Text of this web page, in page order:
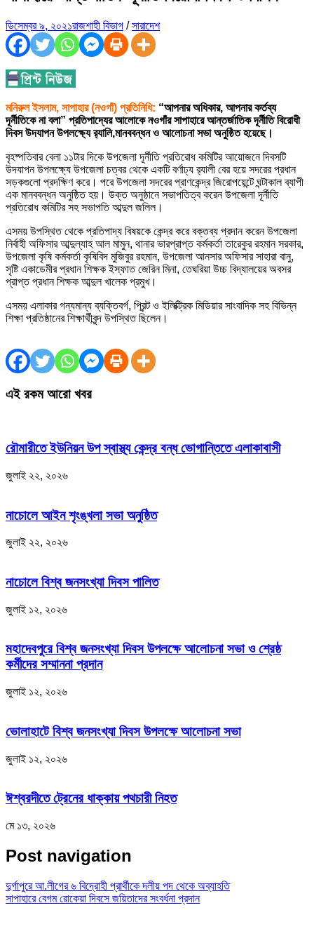
ডিসেম্বর ৯, ২০২১রাজশাহী বিভাগ /সারাদেশ
মনিরুল ইসলাম, সাপাহার (নওগাঁ) প্রতিনিধি: “আপনার অধিকার, আপনার কর্তব্য
দূর্নীতিকে না বলা” প্রতিপাদ্যের আলোকে নওগাঁর সাপাহারে আন্তর্জাতিক দূর্নীতি বিরোধী
দিবস উদযাপন উপলক্ষ্যে র‌্যালি,মানববন্ধন ও আলোচনা সভা অনুষ্ঠিত হয়েছে।
বৃহষ্পতিবার বেলা ১১টার দিকে উপজেলা দূর্নীতি প্রতিরোধ কমিটির আয়োজনে দিবসটি
উদযাপন উপলক্ষ্যে উপজেলা চত্বর থেকে একটি বর্ণাঢ্য র‌্যালী বের হয়ে সদরের প্রধান
সড়কগুলো প্রদক্ষিণ করে। পরে উপজেলা সদরের প্রাণকেন্দ্র জিরোপয়েন্টে ঘন্টাকাল ব্যাপী
এক মানববন্ধন অনুষ্ঠিত হয়। উক্ত অনুষ্ঠানে সভাপতিত্ব করেন উপজেলা দূর্নীতি
প্রতিরোধ কমিটির সহ সভাপতি আব্দুল জলিল।
এসময় উপস্থিত থেকে প্রতিপাদ্য বিষয়কে কেন্দ্র করে বক্তব্য প্রদান করেন উপজেলা
নির্বাহী অফিসার আব্দুল্যাহ আল মামুন, থানার ভারপ্রাপ্ত কর্মকর্তা তারেকুর রহমান সরকার,
উপজেলা কৃষি কর্মকর্তা কৃষিবিদ মুজিবুর রহমান, উপজেলা আনসার অফিসার সাহারা বানু,
সৃষ্টি একাডেমীর প্রধান শিক্ষক ইস্ফাত জেরিন মিনা, তেঘরিয়া উচ্চ বিদ্যালয়ের অবসর
প্রাপ্ত প্রধান শিক্ষক আব্দুল খালেক প্রমুখ।
এসময় এলাকার গন্যমান্য ব্যক্তিবর্গ, প্রিন্ট ও ইলিক্ট্রিক মিডিয়ার সাংবাদিক সহ বিভিন্ন
শিক্ষা প্রতিষ্ঠানের শিক্ষার্থীবৃন্দ উপস্থিত ছিলেন।
এই রকম আরো খবর
রৌমারীতে ইউনিয়ন উপ স্বাস্থ্য কেন্দ্র বন্ধ ভোগান্তিতে এলাকাবাসী
জুলাই ২২, ২০২৬
নাচোলে আইন শৃংঙ্খলা সভা অনুষ্ঠিত
জুলাই ২২, ২০২৬
নাচোলে বিশ্ব জনসংখ্যা দিবস পালিত
জুলাই ১২, ২০২৬
মহাদেবপুরে বিশ্ব জনসংখ্যা দিবস উপলক্ষে আলোচনা সভা ও শ্রেষ্ঠ
কর্মীদের সম্মাননা প্রদান
জুলাই ১২, ২০২৬
ভোলাহাটে বিশ্ব জনসংখ্যা দিবস উপলক্ষে আলোচনা সভা
জুলাই ১২, ২০২৬
ঈশ্বরদীতে ট্রেনের ধাক্কায় পথচারী নিহত
মে ১৩, ২০২৬
Post navigation
দুর্গাপুরে আ.লীগের ৬ বিদ্রোহী প্রার্থীকে দলীয় পদ থেকে অব্যাহতি
সাপাহারে বেগম রোকেয়া দিবসে জয়িতাদের সংবর্ধনা প্রদান